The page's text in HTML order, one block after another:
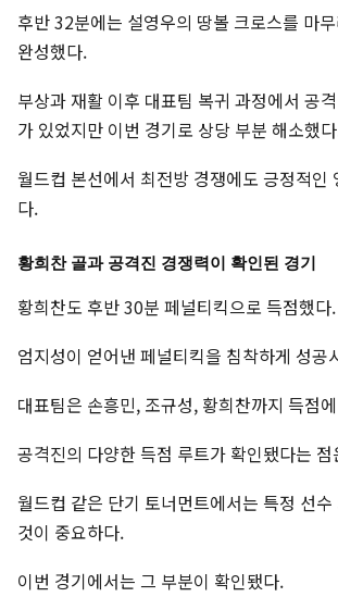
후반 32분에는 설영우의 땅볼 크로스를 마
완성했다.
부상과 재활 이후 대표팀 복귀 과정에서 공
가 있었지만 이번 경기로 상당 부분 해소했
월드컵 본선에서 최전방 경쟁에도 긍정적인
다.
황희찬 골과 공격진 경쟁력이 확인된 경기
황희찬도 후반 30분 페널티킥으로 득점했다.
엄지성이 얻어낸 페널티킥을 침착하게 성공
대표팀은 손흥민, 조규성, 황희찬까지 득점
공격진의 다양한 득점 루트가 확인됐다는
월드컵 같은 단기 토너먼트에서는 특정 선
것이 중요하다.
이번 경기에서는 그 부분이 확인됐다.